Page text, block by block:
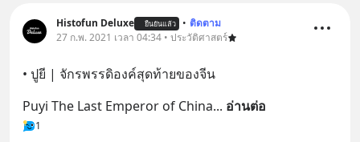
@diipgeek 🔗 หรือกดลิงก์
https://lin.ee/U91Fzyz
Histofun Deluxe ยืนยันแล้ว • ติดตาม
27 ก.พ. 2021 เวลา 04:34 • ประวัติศาสตร์
• ปูยี | จักรพรรดิองค์สุดท้ายของจีน
Puyi The Last Emperor of China... อ่านต่อ
1